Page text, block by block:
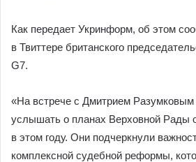
Как передает Укринформ, об этом
в Твиттере британского
G7.
«На встрече с Дмитрием
услышать о планах Верховной Рады
в этом году. Они подчеркнули
комплексной судебной реформы,